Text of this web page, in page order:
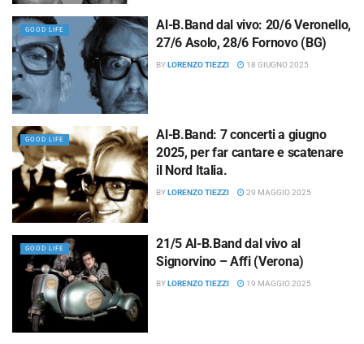
GOOD LIFE
Al-B.Band dal vivo: 20/6 Veronello,
27/6 Asolo, 28/6 Fornovo (BG)
BYLORENZO TIEZZI 18 GIUGNO 2025
GOOD LIFE
Al-B.Band: 7 concerti a giugno
2025, per far cantare e scatenare
il Nord Italia.
BYLORENZO TIEZZI 29 MAGGIO 2025
GOOD LIFE
21/5 Al-B.Band dal vivo al
Signorvino – Affi (Verona)
BYLORENZO TIEZZI 19 MAGGIO 2025